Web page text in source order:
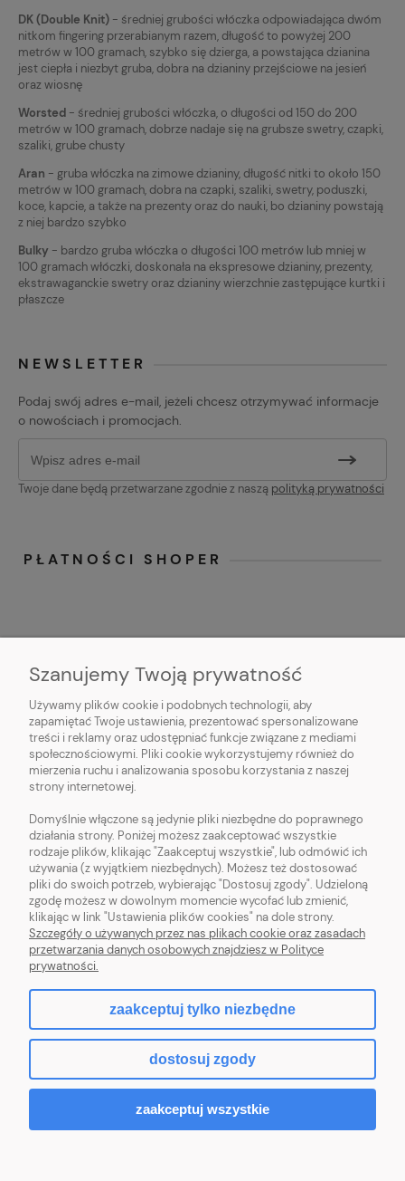
DK (Double Knit) - średniej grubości włóczka odpowiadająca dwóm
nitkom fingering przerabianym razem, długość to powyżej 200
metrów w 100 gramach, szybko się dzierga, a powstająca dzianina
jest ciepła i niezbyt gruba, dobra na dzianiny przejściowe na jesień
oraz wiosnę
Worsted - średniej grubości włóczka, o długości od 150 do 200
metrów w 100 gramach, dobrze nadaje się na grubsze swetry, czapki,
szaliki, grube chusty
Aran - gruba włóczka na zimowe dzianiny, długość nitki to około 150
metrów w 100 gramach, dobra na czapki, szaliki, swetry, poduszki,
koce, kapcie, a także na prezenty oraz do nauki, bo dzianiny powstają
z niej bardzo szybko
Bulky - bardzo gruba włóczka o długości 100 metrów lub mniej w
100 gramach włóczki, doskonała na ekspresowe dzianiny, prezenty,
ekstrawaganckie swetry oraz dzianiny wierzchnie zastępujące kurtki i
płaszcze
NEWSLETTER
Podaj swój adres e-mail, jeżeli chcesz otrzymywać informacje
o nowościach i promocjach.
Twoje dane będą przetwarzane zgodnie z naszą polityką prywatności
PŁATNOŚCI SHOPER
O NAS
OBSŁUGA KLIENTA
POMOC
MOJE KONTO
Sklep z włóczką. Internetowa pasmanteria. Włóczki wełniane. Włóczki
bawełniane. Tanie włóczki. Włóczki ręcznie farbowane.
Sklep internetowy Shoper.pl
Szanujemy Twoją prywatność
Używamy plików cookie i podobnych technologii, aby
zapamiętać Twoje ustawienia, prezentować spersonalizowane
treści i reklamy oraz udostępniać funkcje związane z mediami
społecznościowymi. Pliki cookie wykorzystujemy również do
mierzenia ruchu i analizowania sposobu korzystania z naszej
strony internetowej.
Domyślnie włączone są jedynie pliki niezbędne do poprawnego
działania strony. Poniżej możesz zaakceptować wszystkie
rodzaje plików, klikając "Zaakceptuj wszystkie", lub odmówić ich
używania (z wyjątkiem niezbędnych). Możesz też dostosować
pliki do swoich potrzeb, wybierając "Dostosuj zgody". Udzieloną
zgodę możesz w dowolnym momencie wycofać lub zmienić,
klikając w link "Ustawienia plików cookies" na dole strony.
Szczegóły o używanych przez nas plikach cookie oraz zasadach
przetwarzania danych osobowych znajdziesz w Polityce
prywatności.
zaakceptuj tylko niezbędne
dostosuj zgody
zaakceptuj wszystkie